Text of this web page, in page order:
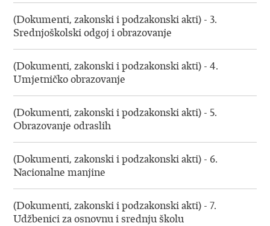
(Dokumenti, zakonski i podzakonski akti) - 3.
Srednjoškolski odgoj i obrazovanje
(Dokumenti, zakonski i podzakonski akti) - 4.
Umjetničko obrazovanje
(Dokumenti, zakonski i podzakonski akti) - 5.
Obrazovanje odraslih
(Dokumenti, zakonski i podzakonski akti) - 6.
Nacionalne manjine
(Dokumenti, zakonski i podzakonski akti) - 7.
Udžbenici za osnovnu i srednju školu